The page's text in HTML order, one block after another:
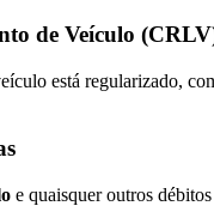
de Veículo
está regularizado,
e quaisquer outros